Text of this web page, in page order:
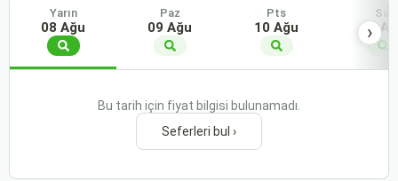
Yarın
08 Ağu
Paz
09 Ağu
Pts
10 Ağu
Sal
11
›
Bu tarih için fiyat bilgisi bulunamadı.
Seferleri bul ›